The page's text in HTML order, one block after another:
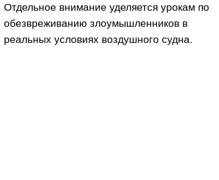
Отдельное внимание уделяется урокам по
обезвреживанию злоумышленников в
реальных условиях воздушного судна.